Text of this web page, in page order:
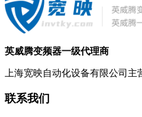
英威腾变频器一级代理商
上海宽映自动化设备有限公司主
联系我们